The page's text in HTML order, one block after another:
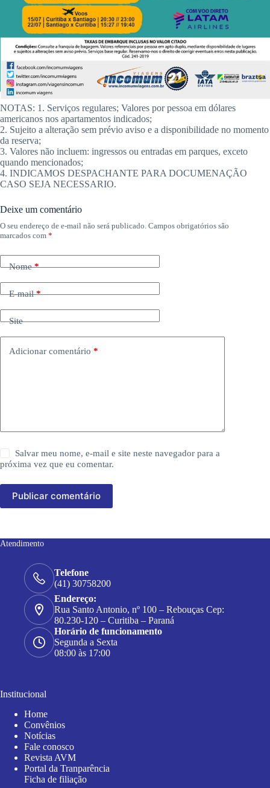
NOTAS: 1. Serviços regulares; Valores por pessoa em dólares
americanos nos apartamentos indicados;
2. Sujeito a alteração sem prévio aviso e a disponibilidade no momento
da reserva;
3. Valores não incluem: ingressos ou entradas em parques, exceto
quando mencionados;
4. INDICAMOS DESPACHANTE PARA DOCUMENAÇÃO
CASO SEJA NECESSARIO.
Deixe um comentário
O seu endereço de e-mail não será publicado. Campos obrigatórios são
marcados com *
Nome*
E-mail*
Site
Adicionar comentário *
Salvar meu nome, e-mail e site neste navegador para a
próxima vez que eu comentar.
Publicar comentário
Atendimento
Telefone
(41) 30758200
Endereço:
Rua Santo Antonio, nº 100 – Rebouças Cep:
80.230-120 – Curitiba – Paraná
Horário de funcionamento
Segunda a Sexta
08:00 às 17:00
Institucional
Home
Convênios
Notícias
Fale conosco
Revista AVM
Portal da Tranparência
Ficha de filiação